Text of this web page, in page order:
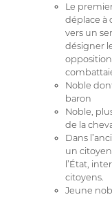
Le
déplace à
vers un
désigner
opposition
Noble
baron
Noble,
de la
Dans
un
l’État,
citoyens.
Jeune